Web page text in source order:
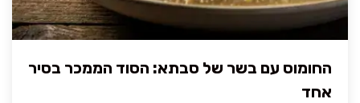
החומוס עם בשר של סבתא: הסוד הממכר בסיר
אחד